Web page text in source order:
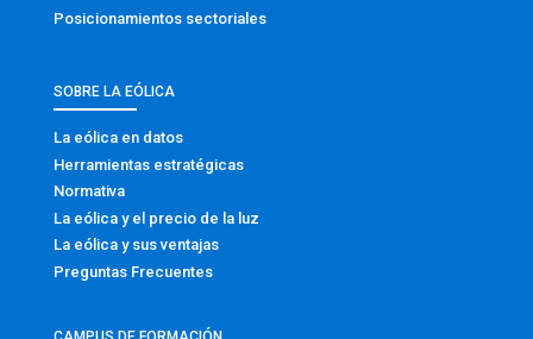
Posicionamientos sectoriales
SOBRE LA EÓLICA
La eólica en datos
Herramientas estratégicas
Normativa
La eólica y el precio de la luz
La eólica y sus ventajas
Preguntas Frecuentes